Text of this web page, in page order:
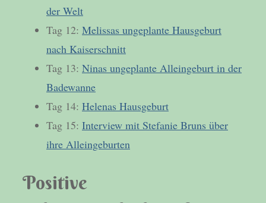
der Welt
Tag 12: Melissas ungeplante Hausgeburt
nach Kaiserschnitt
Tag 13: Ninas ungeplante Alleingeburt in der
Badewanne
Tag 14: Helenas Hausgeburt
Tag 15: Interview mit Stefanie Bruns über
ihre Alleingeburten
Positive